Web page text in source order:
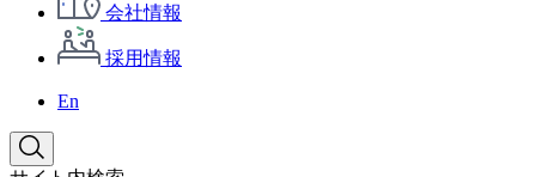
会社情報
採用情報
En